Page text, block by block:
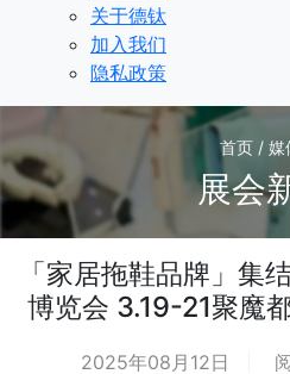
关于德钛
加入我们
隐私政策
首页 / 媒
展会
「家居拖鞋品牌」集
博览会 3.19-21聚魔
2025年08月12日